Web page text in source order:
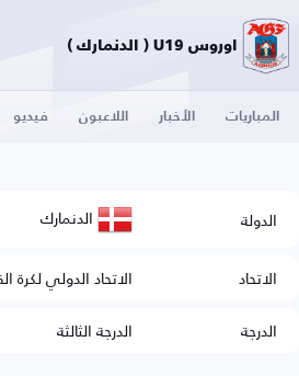
اوروس U19 ( الدنمارك )
المباريات الأخبار اللاعبون فيديو
الدولة الدنمارك
الاتحاد
الاتحاد الدولي لكرة
الدرجة
الدرجة الثالثة